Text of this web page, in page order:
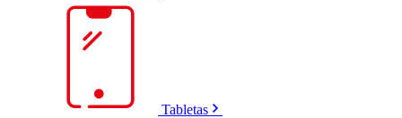
Tabletas